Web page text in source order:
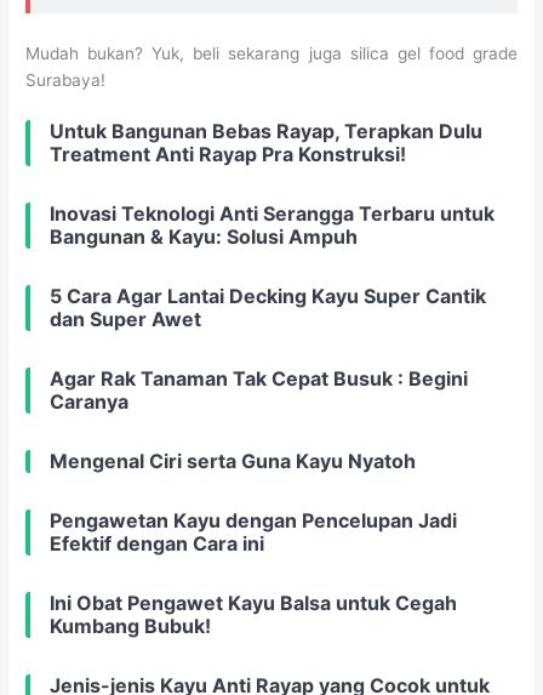
Mudah bukan? Yuk, beli sekarang juga silica gel food grade
Surabaya!
Untuk Bangunan Bebas Rayap, Terapkan Dulu
Treatment Anti Rayap Pra Konstruksi!
Inovasi Teknologi Anti Serangga Terbaru untuk
Bangunan & Kayu: Solusi Ampuh
5 Cara Agar Lantai Decking Kayu Super Cantik
dan Super Awet
Agar Rak Tanaman Tak Cepat Busuk : Begini
Caranya
Mengenal Ciri serta Guna Kayu Nyatoh
Pengawetan Kayu dengan Pencelupan Jadi
Efektif dengan Cara ini
Ini Obat Pengawet Kayu Balsa untuk Cegah
Kumbang Bubuk!
Jenis-jenis Kayu Anti Rayap yang Cocok untuk